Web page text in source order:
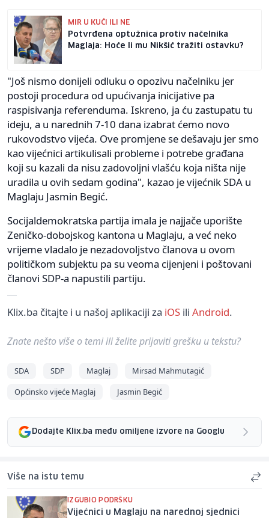
MIR U KUĆI ILI NE
Potvrđena optužnica protiv načelnika
Maglaja: Hoće li mu Nikšić tražiti ostavku?
"Još nismo donijeli odluku o opozivu načelniku jer
postoji procedura od upućivanja inicijative pa
raspisivanja referenduma. Iskreno, ja ću zastupatu tu
ideju, a u narednih 7-10 dana izabrat ćemo novo
rukovodstvo vijeća. Ove promjene se dešavaju jer smo
kao vijećnici artikulisali probleme i potrebe građana
koji su kazali da nisu zadovoljni vlašću koja ništa nije
uradila u ovih sedam godina", kazao je vijećnik SDA u
Maglaju Jasmin Begić.
Socijaldemokratska partija imala je najjače uporište
Zeničko-dobojskog kantona u Maglaju, a već neko
vrijeme vladalo je nezadovoljstvo članova u ovom
političkom subjektu pa su veoma cijenjeni i poštovani
članovi SDP-a napustili partiju.
Klix.ba čitajte i u našoj aplikaciji za iOS ili Android.
Znate nešto više o temi ili želite prijaviti grešku u tekstu?
SDA SDP Maglaj
Mirsad Mahmutagić
Općinsko vijeće Maglaj
Jasmin Begić
Dodajte Klix.ba među omiljene izvore na Googlu
Više na istu temu
IZGUBIO PODRŠKU
Vijećnici u Maglaju na narednoj sjednici